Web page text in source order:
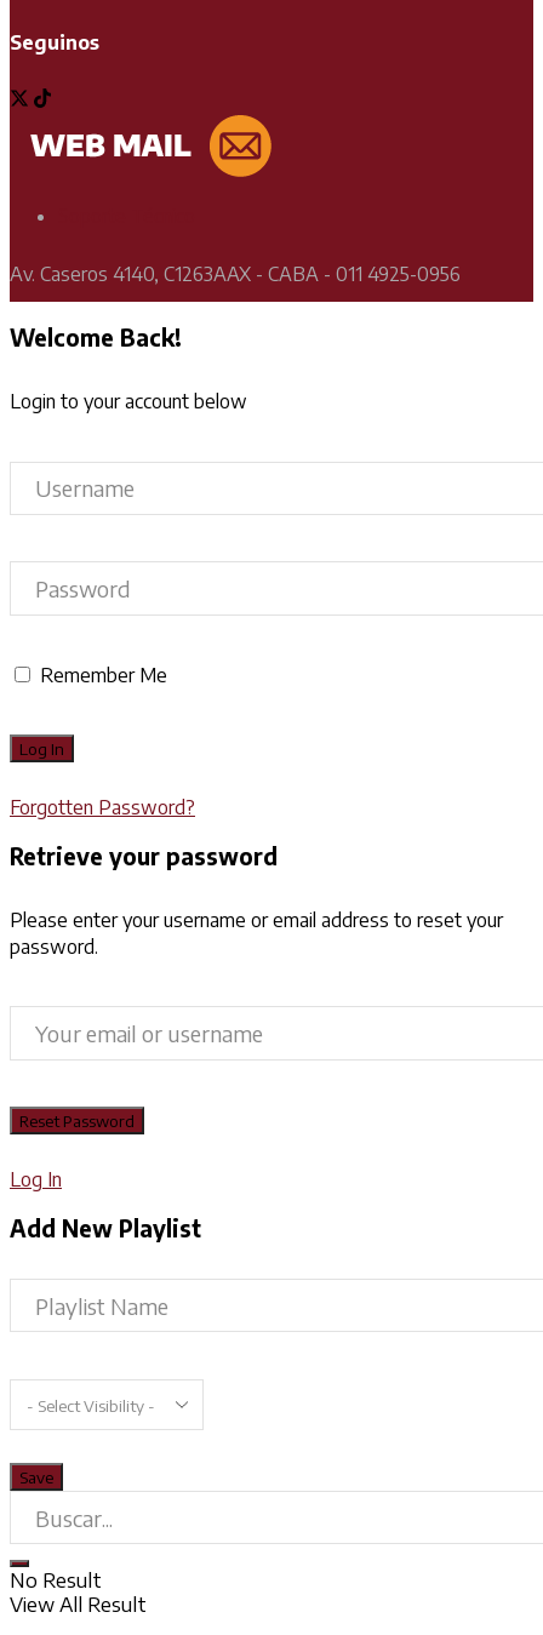
Seguinos
Av. Caseros 4140, C1263AAX - CABA - 011 4925-0956
Welcome Back!
Login to your account below
Remember Me
Forgotten Password?
Retrieve your password
Please enter your username or email address to reset your
password.
Log In
Add New Playlist
No Result
View All Result